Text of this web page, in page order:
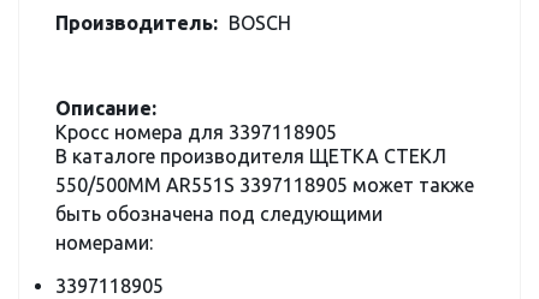
Производитель: BOSCH
Описание:
Кросс номера для 3397118905
В каталоге производителя ЩЕТКА СТЕКЛ
550/500ММ AR551S 3397118905 может также
быть обозначена под следующими
номерами:
3397118905